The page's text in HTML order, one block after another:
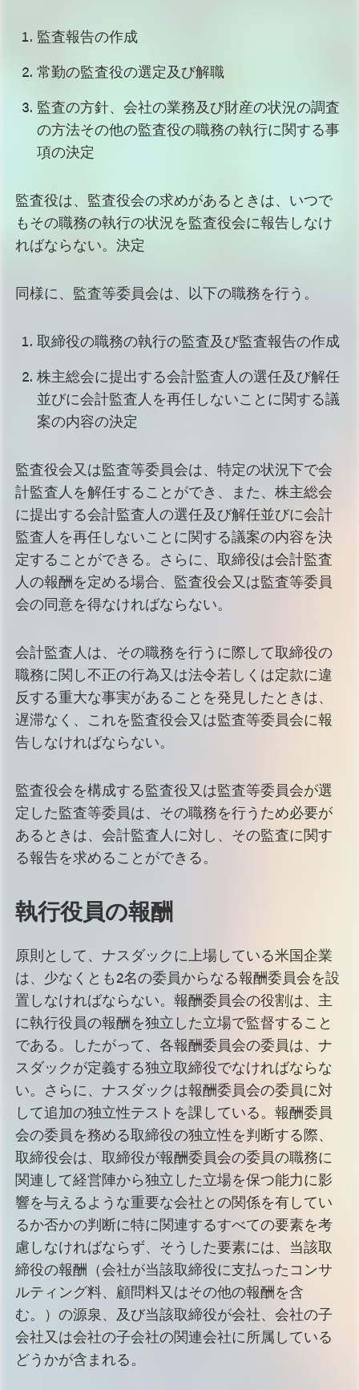
監査報告の作成
常勤の監査役の選定及び解職
監査の方針、会社の業務及び財産の状況の調査
の方法その他の監査役の職務の執行に関する事
項の決定
監査役は、監査役会の求めがあるときは、いつで
もその職務の執行の状況を監査役会に報告しなけ
ればならない。決定
同様に、監査等委員会は、以下の職務を行う。
取締役の職務の執行の監査及び監査報告の作成
株主総会に提出する会計監査人の選任及び解任
並びに会計監査人を再任しないことに関する議
案の内容の決定
監査役会又は監査等委員会は、特定の状況下で会
計監査人を解任することができ、また、株主総会
に提出する会計監査人の選任及び解任並びに会計
監査人を再任しないことに関する議案の内容を決
定することができる。さらに、取締役は会計監査
人の報酬を定める場合、監査役会又は監査等委員
会の同意を得なければならない。
会計監査人は、その職務を行うに際して取締役の
職務に関し不正の行為又は法令若しくは定款に違
反する重大な事実があることを発見したときは、
遅滞なく、これを監査役会又は監査等委員会に報
告しなければならない。
監査役会を構成する監査役又は監査等委員会が選
定した監査等委員は、その職務を行うため必要が
あるときは、会計監査人に対し、その監査に関す
る報告を求めることができる。
執行役員の報酬
原則として、ナスダックに上場している米国企業
は、少なくとも2名の委員からなる報酬委員会を設
置しなければならない。報酬委員会の役割は、主
に執行役員の報酬を独立した立場で監督すること
である。したがって、各報酬委員会の委員は、ナ
スダックが定義する独立取締役でなければならな
い。さらに、ナスダックは報酬委員会の委員に対
して追加の独立性テストを課している。報酬委員
会の委員を務める取締役の独立性を判断する際、
取締役会は、取締役が報酬委員会の委員の職務に
関連して経営陣から独立した立場を保つ能力に影
響を与えるような重要な会社との関係を有してい
るか否かの判断に特に関連するすべての要素を考
慮しなければならず、そうした要素には、当該取
締役の報酬（会社が当該取締役に支払ったコンサ
ルティング料、顧問料又はその他の報酬を含
む。）の源泉、及び当該取締役が会社、会社の子
会社又は会社の子会社の関連会社に所属している
どうかが含まれる。